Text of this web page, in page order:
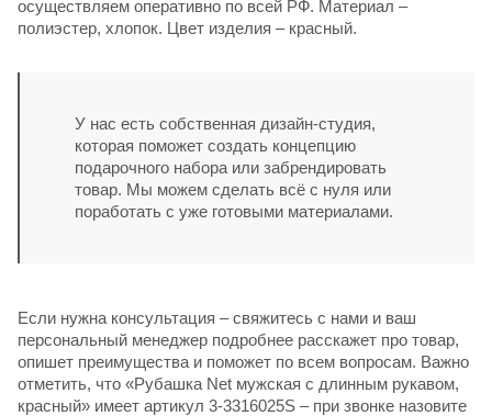
осуществляем оперативно по всей РФ. Материал –
полиэстер, хлопок. Цвет изделия – красный.
У нас есть собственная дизайн-студия,
которая поможет создать концепцию
подарочного набора или забрендировать
товар. Мы можем сделать всё с нуля или
поработать с уже готовыми материалами.
Если нужна консультация – свяжитесь с нами и ваш
персональный менеджер подробнее расскажет про товар,
опишет преимущества и поможет по всем вопросам. Важно
отметить, что «Рубашка Net мужская с длинным рукавом,
красный» имеет артикул 3-3316025S – при звонке назовите